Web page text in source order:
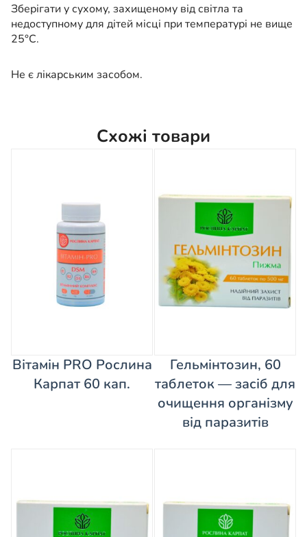
Зберігати у сухому, захищеному від світла та
недоступному для дітей місці при температурі не вище
25°C.
Не є лікарським засобом.
Схожі товари
Вітамін PRO Рослина
Карпат 60 кап.
Гельмінтозин, 60
таблеток — засіб для
очищення організму
від паразитів